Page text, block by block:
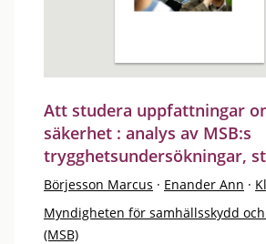
Att studera uppfattningar
säkerhet : analys av MSB:s
trygghetsundersökningar,
Börjesson Marcus · Enander Ann ·
Myndigheten för samhällsskydd
(MSB)